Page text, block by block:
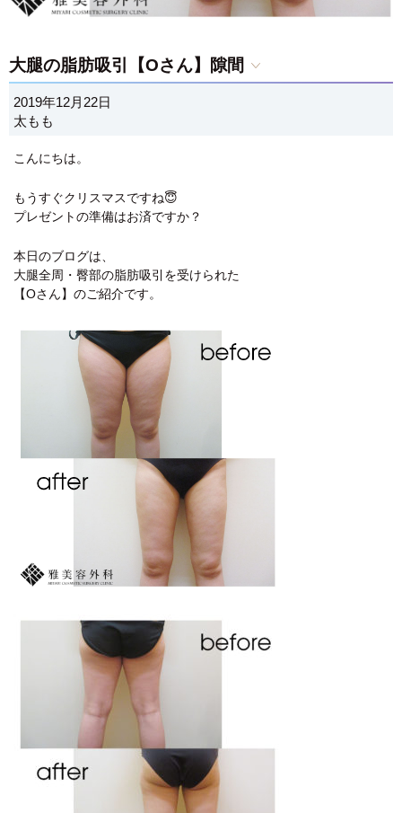
大腿の脂肪吸引【Oさん】隙間
2019年12月22日
太もも
こんにちは。
もうすぐクリスマスですね😇
プレゼントの準備はお済ですか？
本日のブログは、
大腿全周・臀部の脂肪吸引を受けられた
【Oさん】のご紹介です。